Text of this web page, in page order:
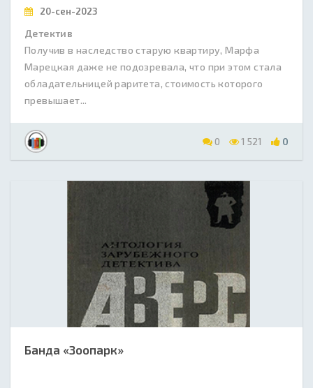
20-сен-2023
Детектив
Получив в наследство старую квартиру, Марфа
Марецкая даже не подозревала, что при этом стала
обладательницей раритета, стоимость которого
превышает...
0 1 521 0
Банда «Зоопарк»